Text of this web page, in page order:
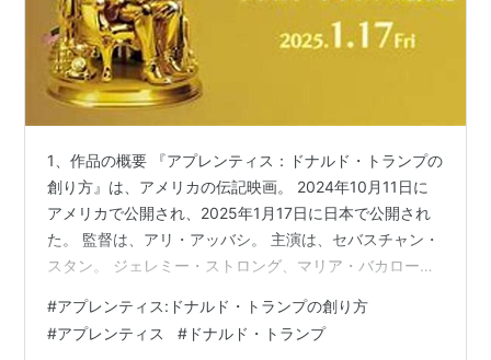
1、作品の概要 『アプレンティス：ドナルド・トランプの
創り方』は、アメリカの伝記映画。 2024年10月11日に
アメリカで公開され、2025年1月17日に日本で公開され
た。 監督は、アリ・アッバシ。 主演は、セバスチャン・
スタン。 ジェレミー・ストロング、マリア・バカローヴ
ド・トランプが、師となる人物を得て、のし上がってい
く。 2、あらすじ 1980年代、父親の不動産会社を手伝う
#アプレンティス:ドナルド・トランプの創り方
#アプレンティス # ドナルド・トランプ